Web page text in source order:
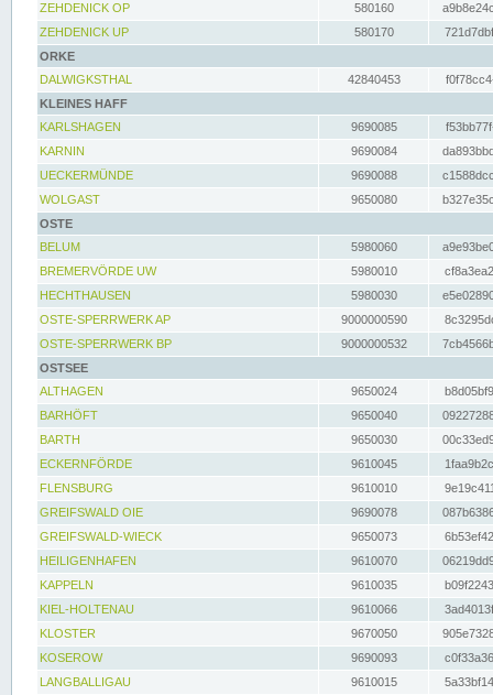
ZEHDENICK OP
580160
ZEHDENICK UP
580170
ORKE
DALWIGKSTHAL
42840453
KLEINES HAFF
KARLSHAGEN
9690085
KARNIN
9690084
UECKERMÜNDE
9690088
WOLGAST
9650080
OSTE
BELUM
5980060
BREMERVÖRDE UW
5980010
HECHTHAUSEN
5980030
OSTE-SPERRWERK AP
9000000590
OSTE-SPERRWERK BP
9000000532
OSTSEE
ALTHAGEN
9650024
BARHÖFT
9650040
BARTH
9650030
ECKERNFÖRDE
9610045
FLENSBURG
9610010
GREIFSWALD OIE
9690078
GREIFSWALD-WIECK
9650073
HEILIGENHAFEN
9610070
KAPPELN
9610035
KIEL-HOLTENAU
9610066
KLOSTER
9670050
KOSEROW
9690093
LANGBALLIGAU
9610015